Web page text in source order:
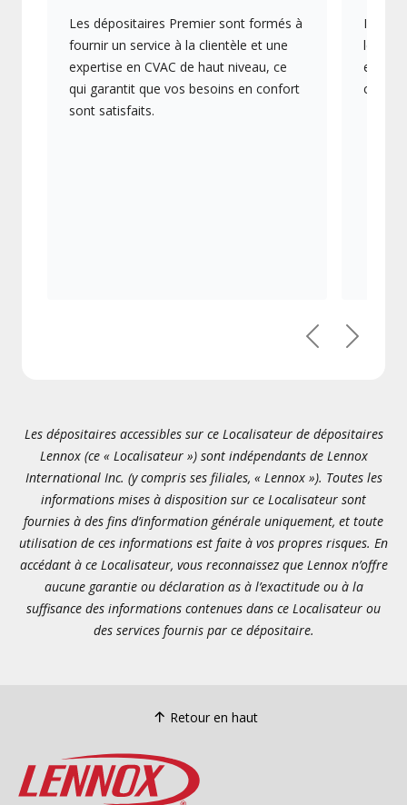
Les dépositaires Premier sont formés à
fournir un service à la clientèle et une
expertise en CVAC de haut niveau, ce
qui garantit que vos besoins en confort
sont satisfaits.
Ils
les
en
PrécédentSuivant
Les dépositaires accessibles sur ce Localisateur de dépositaires
Lennox (ce « Localisateur ») sont indépendants de Lennox
International Inc. (y compris ses filiales, « Lennox »). Toutes les
informations mises à disposition sur ce Localisateur sont
fournies à des fins d’information générale uniquement, et toute
utilisation de ces informations est faite à vos propres risques. En
accédant à ce Localisateur, vous reconnaissez que Lennox n’offre
aucune garantie ou déclaration as à l’exactitude ou à la
suffisance des informations contenues dans ce Localisateur ou
des services fournis par ce dépositaire.
Retour en haut